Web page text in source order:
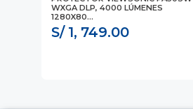
WXGA DLP, 4000 LÚMENES
1280X80...
S/ 1, 749.00